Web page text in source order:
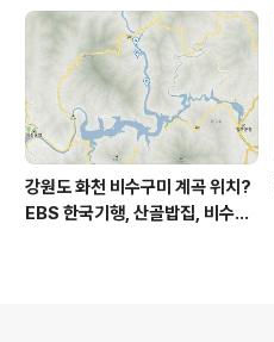
강원도 화천 비수구미 계곡 위치?
EBS 한국기행, 산골밥집, 비수구